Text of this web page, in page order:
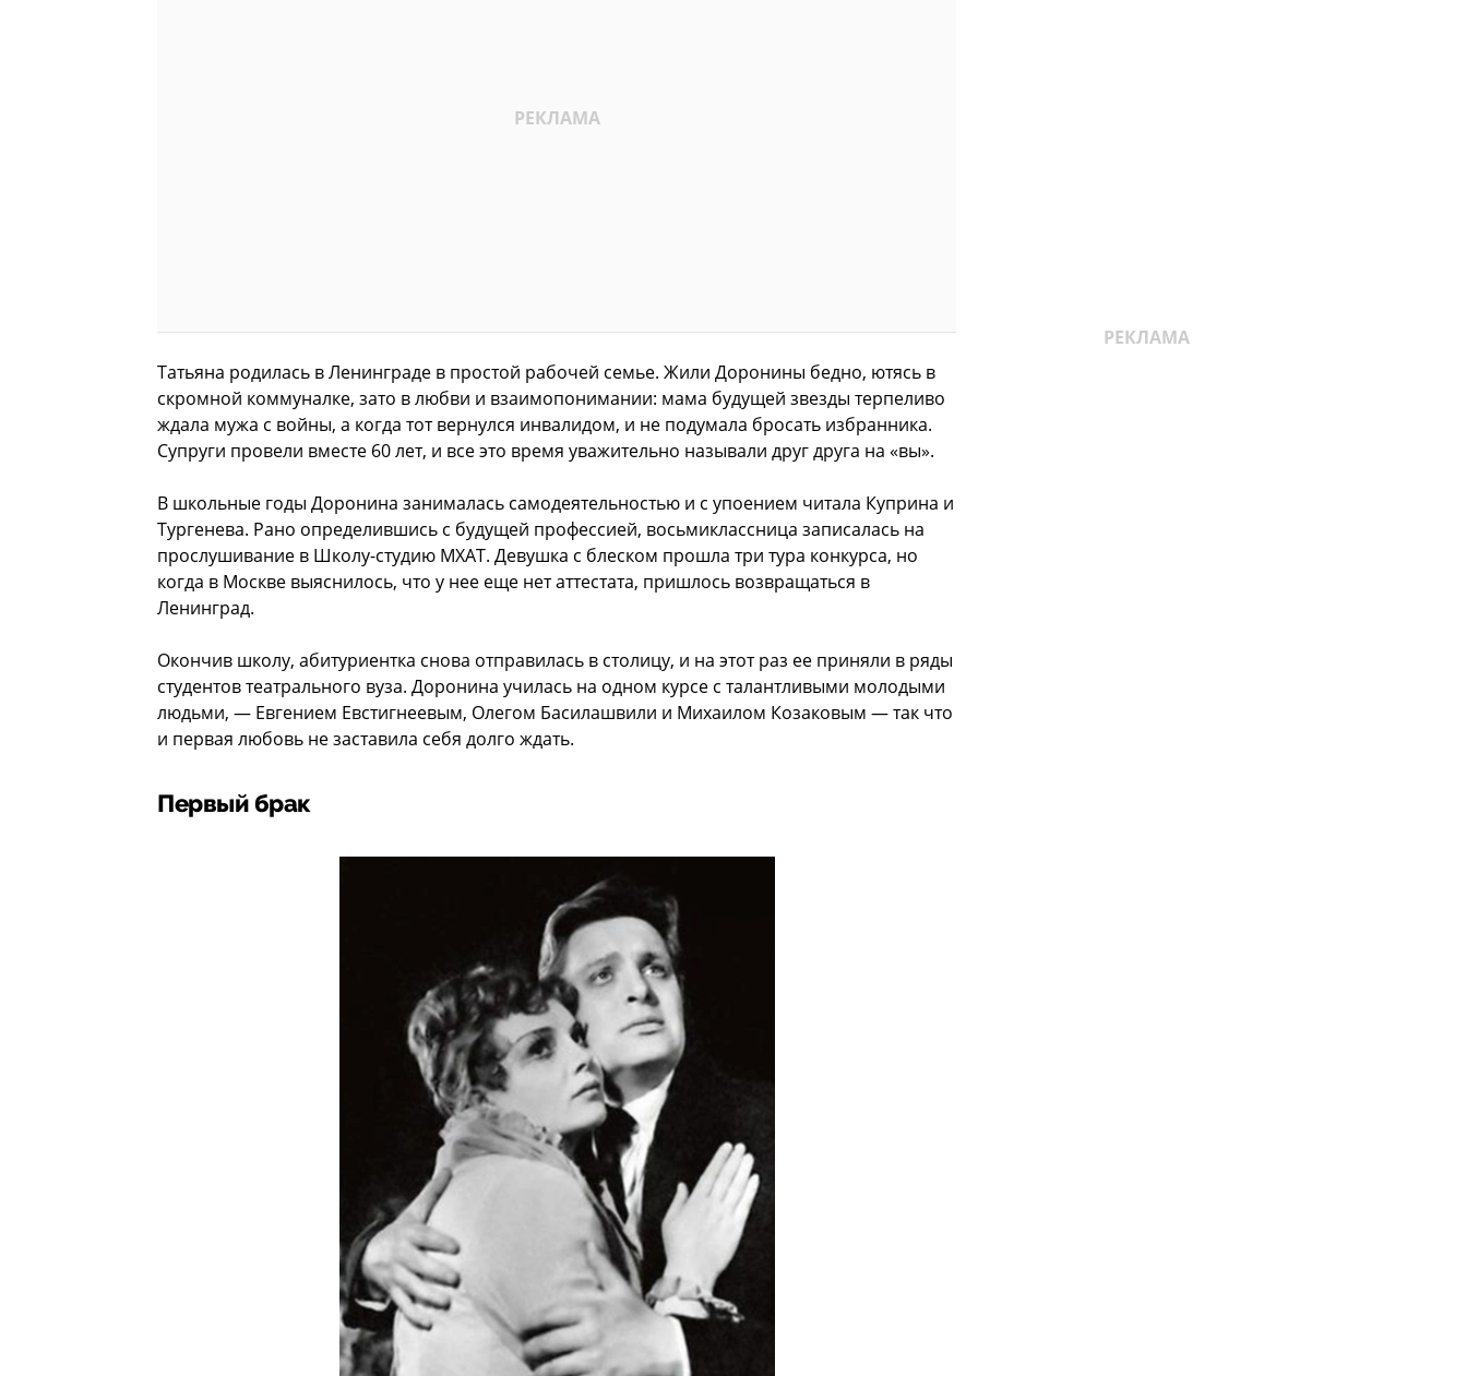
Татьяна родилась в Ленинграде в простой рабочей семье. Жили Доронины бедно, ютясь в
скромной коммуналке, зато в любви и взаимопонимании: мама будущей звезды терпеливо
ждала мужа с войны, а когда тот вернулся инвалидом, и не подумала бросать избранника.
Супруги провели вместе 60 лет, и все это время уважительно называли друг друга на «вы».
В школьные годы Доронина занималась самодеятельностью и с упоением читала Куприна и
Тургенева. Рано определившись с будущей профессией, восьмиклассница записалась на
прослушивание в Школу-студию МХАТ. Девушка с блеском прошла три тура конкурса, но
когда в Москве выяснилось, что у нее еще нет аттестата, пришлось возвращаться в
Ленинград.
Окончив школу, абитуриентка снова отправилась в столицу, и на этот раз ее приняли в ряды
студентов театрального вуза. Доронина училась на одном курсе с талантливыми молодыми
людьми, — Евгением Евстигнеевым, Олегом Басилашвили и Михаилом Козаковым — так что
и первая любовь не заставила себя долго ждать.
Первый брак